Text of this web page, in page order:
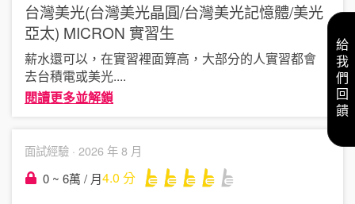
台灣美光(台灣美光晶圓/台灣美光記憶體/美光
亞太) MICRON 實習生
薪水還可以，在實習裡面算高，大部分的人實習都會
去台積電或美光....
閱讀更多並解鎖
面試經驗 · 2026 年 8 月
0 ~ 6萬 / 月4.0 分
給我們回饋